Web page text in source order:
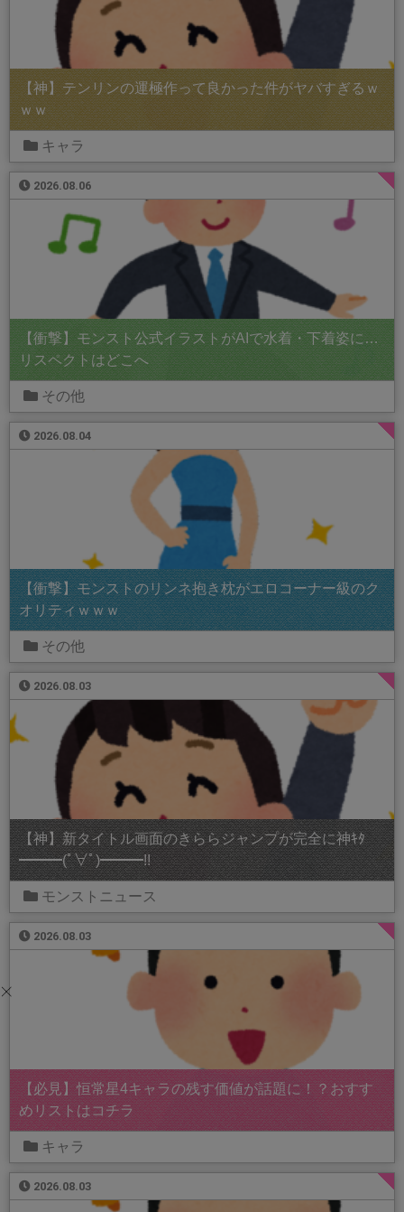
【神】テンリンの運極作って良かった件がヤバすぎるｗ
ｗｗ
キャラ
2026.08.06
【衝撃】モンスト公式イラストがAIで水着・下着姿に…
リスペクトはどこへ
その他
2026.08.04
【衝撃】モンストのリンネ抱き枕がエロコーナー級のク
オリティｗｗｗ
その他
2026.08.03
【神】新タイトル画面のきららジャンプが完全に神ｷﾀ
━━━(ﾟ∀ﾟ)━━━!!
モンストニュース
2026.08.03
【必見】恒常星4キャラの残す価値が話題に！？おすす
めリストはコチラ
キャラ
2026.08.03